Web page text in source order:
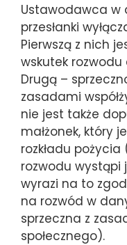
Ustawodawca w
przesłanki
Pierwszą z nich
wskutek
Drugą –
zasadami
nie jest także
małżonek, który
rozkładu
rozwodu wystąpi
wyrazi na to
na rozwód w
sprzeczna z
społecznego).